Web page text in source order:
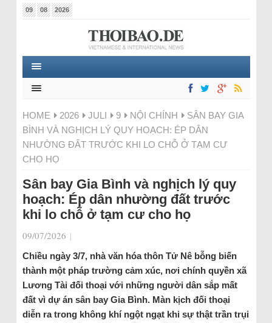
09 08 2026
HOME 2026 JULI 9 NỘI CHÍNH
SÂN BAY GIA
BÌNH VÀ NGHỊCH LÝ QUY HOẠCH: ÉP DÂN
NHƯỜNG ĐẤT TRƯỚC KHI LO CHỖ Ở TẠM CƯ
CHO HỌ
Sân bay Gia Bình và nghịch lý quy
hoạch: Ép dân nhường đất trước
khi lo chỗ ở tạm cư cho họ
09/07/2026 |
Chiều ngày 3/7, nhà văn hóa thôn Tử Nê bỗng biến
thành một pháp trường cảm xúc, nơi chính quyền xã
Lương Tài đối thoại với những người dân sắp mất
đất vì dự án sân bay Gia Bình. Màn kịch đối thoại
diễn ra trong không khí ngột ngạt khi sự thật trần trụi